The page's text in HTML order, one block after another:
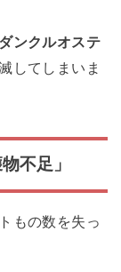
ンクルオステ
してしまいま
不足」
もの数を失っ